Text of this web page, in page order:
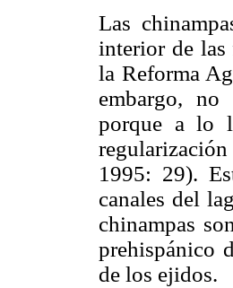
Las
interior de las
la Reforma
embargo,
porque a lo
1995: 29).
canales del
chinampas
prehispánico
de los ejidos.